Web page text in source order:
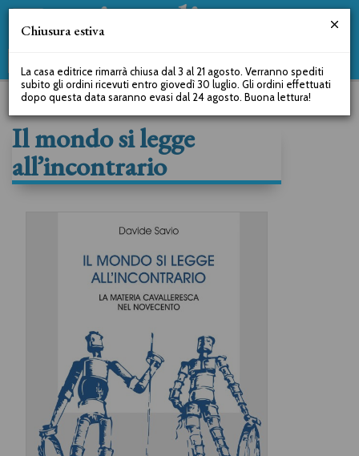
Il mondo si legge
all’incontrario
Chiusura estiva
La casa editrice rimarrà chiusa dal 3 al 21 agosto. Verranno spediti
subito gli ordini ricevuti entro giovedì 30 luglio. Gli ordini effettuati
dopo questa data saranno evasi dal 24 agosto. Buona lettura!